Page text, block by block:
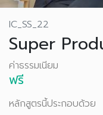
IC_SS_22
Super
ค่าธรรมเนียม
ฟรี
หลักสูตรนี้ประกอบด้วย